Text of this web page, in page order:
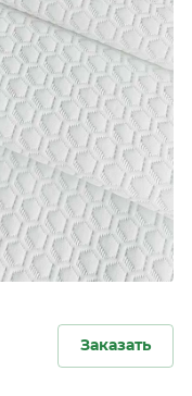
Заказать